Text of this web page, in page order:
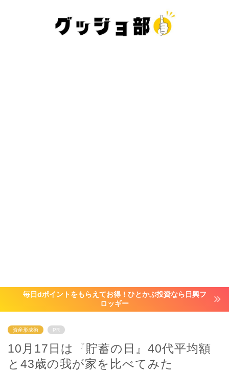
毎日dポイントをもらえてお得！ひとかぶ投資なら日興フ
ロッギー
資産形成術 PR
10月17日は『貯蓄の日』40代平均額
と43歳の我が家を比べてみた